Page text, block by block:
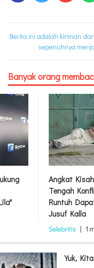
Berita ini adalah kiriman
sepenuhnya
Banyak orang
Angkat
Tengah
Runtuh
Jusuf Kalla
Selebritis | 1
Yuk,